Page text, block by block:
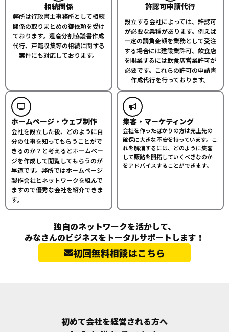
相続関係
弊所は行政書士事務所として相続
関係の取りまとめの御依頼を受け
ております。遺産分割協議書作成
代行、戸籍収集等の相続に関する
案件にも対応しております。
許認可申請代行
設立する会社によっては、許認可
が必要な業種があります。例えば
一定の請負金額を業務として受注
する場合には建設業許可、飲食店
を開業するには飲食店営業許可が
必要です。これらの許可の申請書
作成代行を行っております。
ホームページ・ウェブ制作
会社を設立した後、どのように自
分の仕事を知ってもらうことがで
きるのか？と考えるとホームペー
ジを作成して閲覧してもらうのが
早道です。弊所ではホームページ
製作会社とネットワークを組んで
ますので優秀な会社を紹介できま
す。
集客・マーケティング
会社を作ったばかりの方は売上先の
確保に大きな不安を持っています。こ
れを解消するには、どのように集客
して販路を開拓していくべきなのか
をアドバイスすることができます。
独自のネットワークを活かして、
みなさんのビジネスをトータルサポートします！
初回無料相談はこちら
初めて会社を経営される方へ